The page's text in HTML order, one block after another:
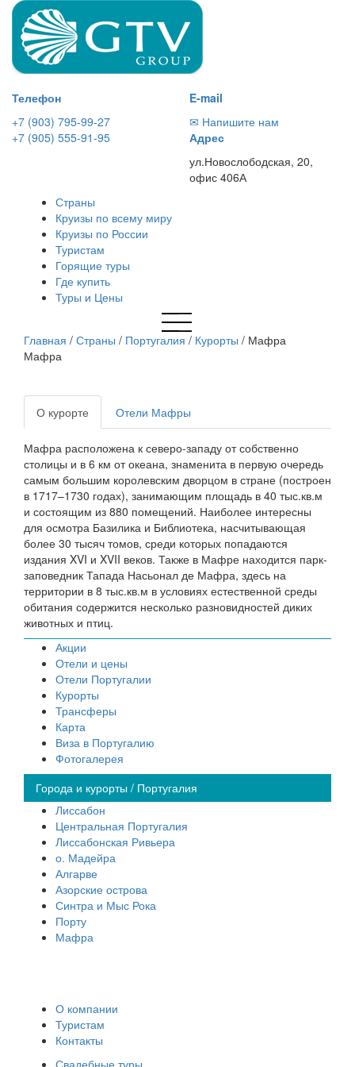
Телефон
+7 (903) 795-99-27
+7 (905) 555-91-95
E-mail
✉ Напишите нам
Адрес
ул.Новослободская, 20,
офис 406А
Страны
Круизы по всему миру
Круизы по России
Туристам
Горящие туры
Где купить
Туры и Цены
Главная / Страны / Португалия / Курорты / Мафра
Мафра
О курорте Отели Мафры
Мафра расположена к северо-западу от собственно
столицы и в 6 км от океана, знаменита в первую очередь
самым большим королевским дворцом в стране (построен
в 1717–1730 годах), занимающим площадь в 40 тыс.кв.м
и состоящим из 880 помещений. Наиболее интересны
для осмотра Базилика и Библиотека, насчитывающая
более 30 тысяч томов, среди которых попадаются
издания XVI и XVII веков. Также в Мафре находится парк-
заповедник Тапада Насьонал де Мафра, здесь на
территории в 8 тыс.кв.м в условиях естественной среды
обитания содержится несколько разновидностей диких
животных и птиц.
Акции
Отели и цены
Отели Португалии
Курорты
Трансферы
Карта
Виза в Португалию
Фотогалерея
Города и курорты / Португалия
Лиссабон
Центральная Португалия
Лиссабонская Ривьера
о. Мадейра
Алгарве
Азорские острова
Синтра и Мыс Рока
Порту
Мафра
О компании
Туристам
Контакты